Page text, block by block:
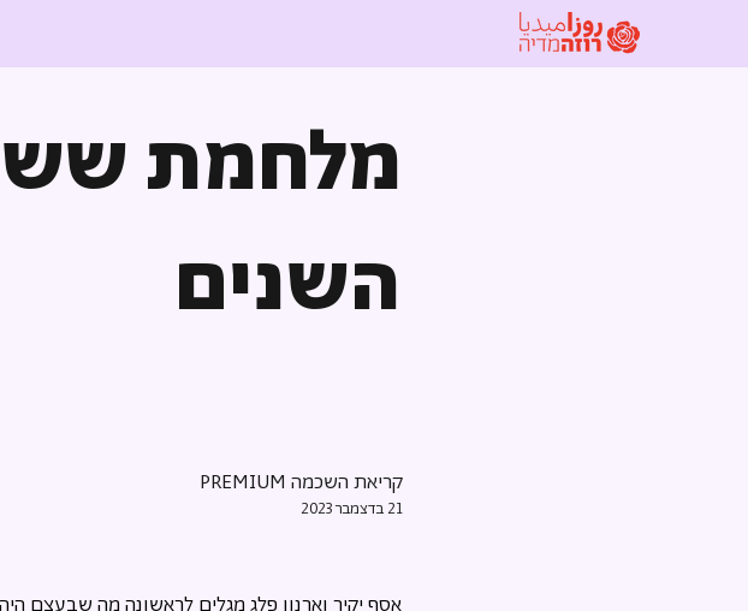
מלחמת
השנים
קריאת השכמה PREMIUM
21 בדצמבר 2023
אסף יקיר וארנון פלג מגלים לראשונה מה שבעצם